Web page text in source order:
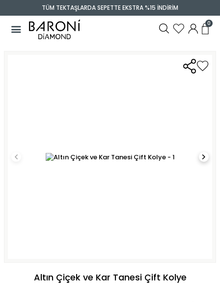
TÜM TEKTAŞLARDA SEPETTE EKSTRA %15 İNDİRİM
0
Altın Çiçek ve Kar Tanesi Çift Kolye